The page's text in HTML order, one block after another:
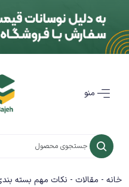
خانه - مقالات - نکات مهم بسته